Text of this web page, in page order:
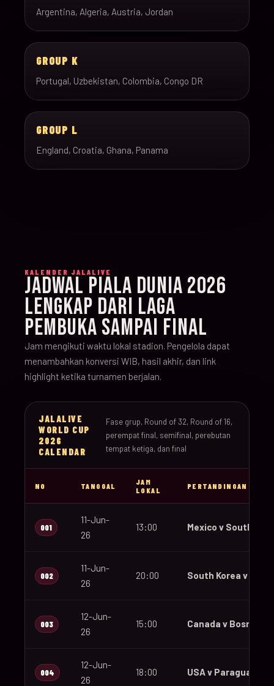
Argentina, Algeria, Austria, Jordan
GROUP K
Portugal, Uzbekistan, Colombia, Congo DR
GROUP L
England, Croatia, Ghana, Panama
KALENDER JALALIVE
JADWAL PIALA DUNIA 2026
LENGKAP DARI LAGA
PEMBUKA SAMPAI FINAL
Jam mengikuti waktu lokal stadion. Pengelola dapat
menambahkan konversi WIB, hasil akhir, dan link
highlight ketika turnamen berjalan.
JALALIVE
WORLD CUP
2026
CALENDAR
Fase grup, Round of 32, Round of 16,
perempat final, semifinal, perebutan
tempat ketiga, dan final
NO TANGGAL
JAM
LOKAL
PERTANDINGAN
001
11-Jun-
26
13:00 Mexico v South
002
11-Jun-
26
20:00 South Korea v
003
12-Jun-
26
15:00 Canada v Bosnia
004
12-Jun-
26
18:00 USA v Paraguay